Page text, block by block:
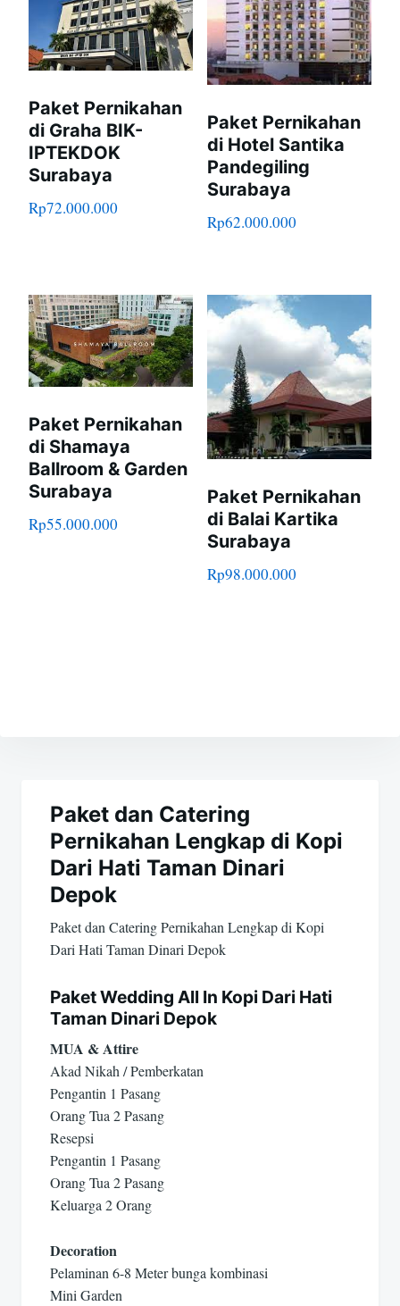
Paket Pernikahan
di Graha BIK-
IPTEKDOK
Surabaya
Rp72.000.000
Paket Pernikahan
di Hotel Santika
Pandegiling
Surabaya
Rp62.000.000
Paket Pernikahan
di Shamaya
Ballroom & Garden
Surabaya
Rp55.000.000
Paket Pernikahan
di Balai Kartika
Surabaya
Rp98.000.000
posPaket dan Catering
Pernikahan Lengkap di Kopi
Dari Hati Taman Dinari
Depok
Paket dan Catering Pernikahan Lengkap di Kopi
Dari Hati Taman Dinari Depok
Paket Wedding All In Kopi Dari Hati
Taman Dinari Depok
MUA & Attire
Akad Nikah / Pemberkatan
Pengantin 1 Pasang
Orang Tua 2 Pasang
Resepsi
Pengantin 1 Pasang
Orang Tua 2 Pasang
Keluarga 2 Orang
Decoration
Pelaminan 6-8 Meter bunga kombinasi
Mini Garden